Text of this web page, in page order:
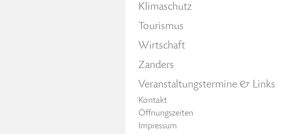
Klimaschutz
Tourismus
Wirtschaft
Zanders
Veranstaltungstermine & Links
Kontakt
Öffnungszeiten
Impressum